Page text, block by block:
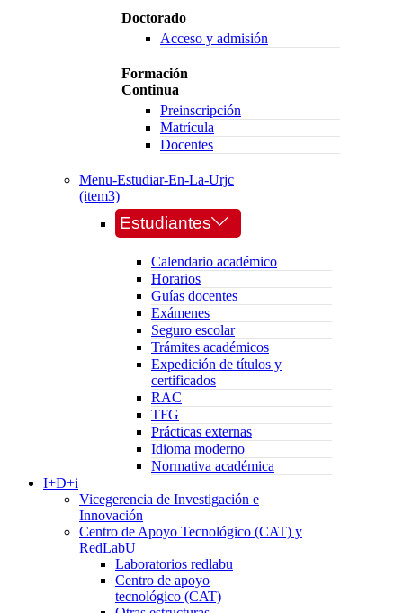
Doctorado
Acceso y admisión
Formación
Continua
Preinscripción
Matrícula
Docentes
Menu-Estudiar-En-La-Urjc
(item3)
Estudiantes
Calendario académico
Horarios
Guías docentes
Exámenes
Seguro escolar
Trámites académicos
Expedición de títulos y
certificados
RAC
TFG
Prácticas externas
Idioma moderno
Normativa académica
I+D+i
Vicegerencia de Investigación e
Innovación
Centro de Apoyo Tecnológico (CAT) y
RedLabU
Laboratorios redlabu
Centro de apoyo
tecnológico (CAT)